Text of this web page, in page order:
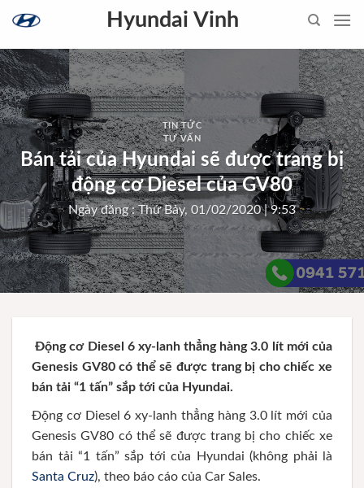
content
Hyundai Vinh
TIN TỨC
TƯ VẤN
Bán tải của Hyundai sẽ được trang bị
động cơ Diesel của GV80
Ngày đăng : Thứ Bảy, 01/02/2020 | 9:53
Động cơ Diesel 6 xy-lanh thẳng hàng 3.0 lít mới của
Genesis GV80 có thể sẽ được trang bị cho chiếc xe
bán tải “1 tấn” sắp tới của Hyundai.
Động cơ Diesel 6 xy-lanh thẳng hàng 3.0 lít mới của
Genesis GV80 có thể sẽ được trang bị cho chiếc xe
bán tải “1 tấn” sắp tới của Hyundai (không phải là
Santa Cruz), theo báo cáo của Car Sales.